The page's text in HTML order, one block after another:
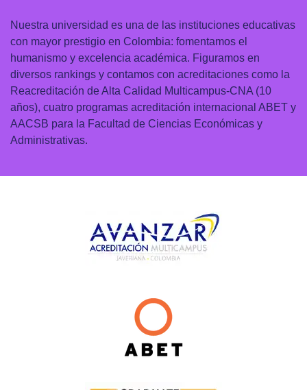
Nuestra universidad es una de las instituciones educativas
con mayor prestigio en Colombia: fomentamos el
humanismo y excelencia académica. Figuramos en
diversos rankings y contamos con acreditaciones como la
Reacreditación de Alta Calidad Multicampus-CNA (10
años), cuatro programas acreditación internacional ABET y
AACSB para la Facultad de Ciencias Económicas y
Administrativas.